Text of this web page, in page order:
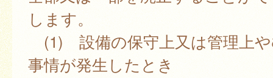
します。
(1) 設備の保守上又は管理上
事情が発生したとき